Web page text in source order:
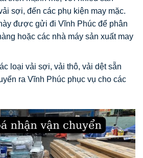
sợi, đến các phụ kiện may mặc.
được gửi đi Vĩnh Phúc để phân
hoặc các nhà máy sản xuất may
loại vải sợi, vải thô, vải dệt sẵn
ra Vĩnh Phúc phục vụ cho các